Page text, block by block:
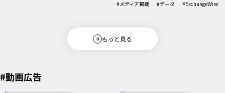
もっと見る
#メディア掲載 #データ #ExchangeWire
#動画広告